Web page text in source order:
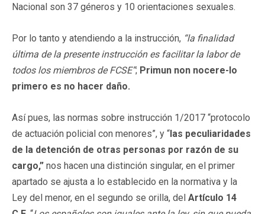
Nacional son 37 géneros y 10 orientaciones sexuales.
Por lo tanto y atendiendo a la instrucción, “la finalidad
última de la presente instrucción es facilitar la labor de
todos los miembros de FCSE”; Primun non nocere-lo
primero es no hacer daño.
Así pues, las normas sobre instrucción 1/2017 “protocolo
de actuación policial con menores”, y “las peculiaridades
de la detención de otras personas por razón de su
cargo,” nos hacen una distinción singular, en el primer
apartado se ajusta a lo establecido en la normativa y la
Ley del menor, en el segundo se orilla, del Artículo 14